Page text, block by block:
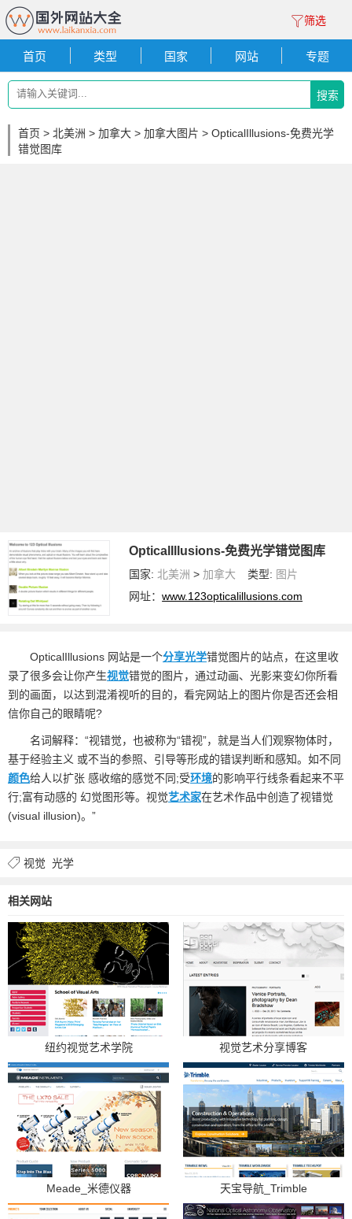
筛选
首页 类型 国家 网站 专题
搜索
首页 > 北美洲 > 加拿大 > 加拿大图片 > OpticalIllusions-免费光学
错觉图库
OpticalIllusions-免费光学错觉图库
国家: 北美洲 >加拿大 类型: 图片
网址：www.123opticalillusions.com
OpticalIllusions 网站是一个分享光学错觉图片的站点，在这里收
录了很多会让你产生视觉错觉的图片，通过动画、光影来变幻你所看
到的画面，以达到混淆视听的目的，看完网站上的图片你是否还会相
信你自己的眼睛呢?
名词解释：“视错觉，也被称为“错视”，就是当人们观察物体时，
基于经验主义 或不当的参照、引导等形成的错误判断和感知。如不同
颜色给人以扩张 感收缩的感觉不同;受环境的影响平行线条看起来不平
行;富有动感的 幻觉图形等。视觉艺术家在艺术作品中创造了视错觉
(visual illusion)。”
视觉 光学
相关网站
纽约视觉艺术学院 视觉艺术分享博客
Meade_米德仪器 天宝导航_Trimble